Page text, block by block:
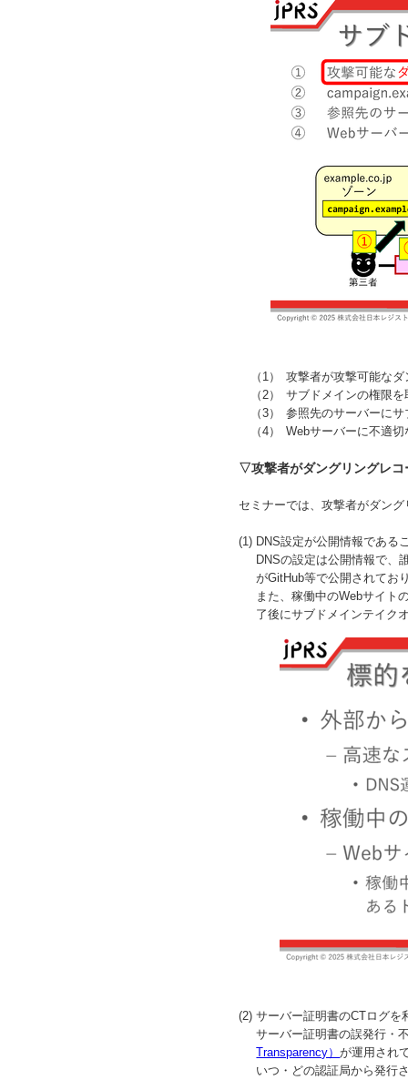
攻撃者が攻撃可能な
サブドメインの権限
参照先のサーバーに
Webサーバーに不適
▽攻撃者がダングリングレコ
セミナーでは、攻撃者がダン
(1) DNS設定が公開情報である
DNSの設定は公開情報で、
がGitHub等で公開されてお
また、稼働中のWebサイト
了後にサブドメインテイク
(2) サーバー証明書のCTログを
サーバー証明書の誤発行・
Transparency）が運用され
いつ・どの認証局から発行